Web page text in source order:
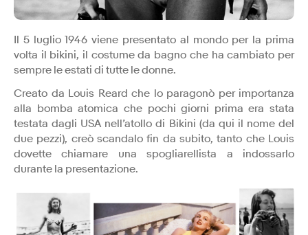
Il 5 luglio 1946 viene presentato al mondo per la prima
volta il bikini, il costume da bagno che ha cambiato per
sempre le estati di tutte le donne.
Creato da Louis Reard che lo paragonò per importanza
alla bomba atomica che pochi giorni prima era stata
testata dagli USA nell’atollo di Bikini (da qui il nome del
due pezzi), creò scandalo fin da subito, tanto che Louis
dovette chiamare una spogliarellista a indossarlo
durante la presentazione.